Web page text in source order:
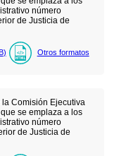
número
de Justicia de
) Otros formatos
Comisión Ejecutiva
se emplaza a los
número
de Justicia de